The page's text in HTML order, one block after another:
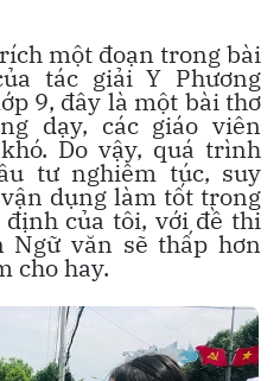
một đoạn trong bài
tác giải Y Phương
9, đây là một bài thơ
dạy, các giáo viên
Do vậy, quá trình
tư nghiêm túc, suy
dụng làm tốt trong
của tôi, với đề thi
văn sẽ thấp hơn
cho hay.